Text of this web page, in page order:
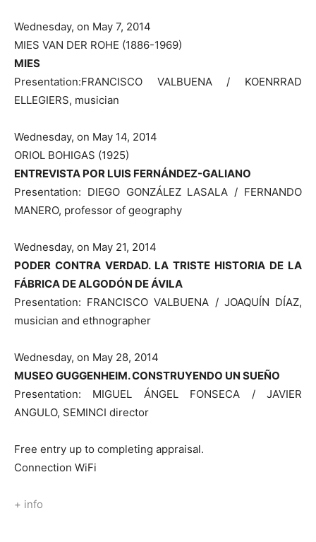
Wednesday, on May 7, 2014
MIES VAN DER ROHE (1886-1969)
MIES
Presentation:FRANCISCO VALBUENA / KOENRRAD
ELLEGIERS, musician
Wednesday, on May 14, 2014
ORIOL BOHIGAS (1925)
ENTREVISTA POR LUIS FERNÁNDEZ-GALIANO
Presentation: DIEGO GONZÁLEZ LASALA / FERNANDO
MANERO, professor of geography
Wednesday, on May 21, 2014
PODER CONTRA VERDAD. LA TRISTE HISTORIA DE LA
FÁBRICA DE ALGODÓN DE ÁVILA
Presentation: FRANCISCO VALBUENA / JOAQUÍN DÍAZ,
musician and ethnographer
Wednesday, on May 28, 2014
MUSEO GUGGENHEIM. CONSTRUYENDO UN SUEÑO
Presentation: MIGUEL ÁNGEL FONSECA / JAVIER
ANGULO, SEMINCI director
Free entry up to completing appraisal.
Connection WiFi
+ info